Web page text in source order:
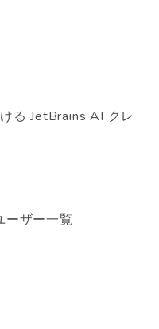
る JetBrains AI クレ
ーザー一覧